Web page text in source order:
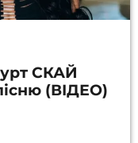
СКАЙ
(ВІДЕО)